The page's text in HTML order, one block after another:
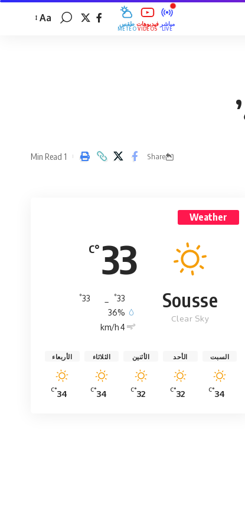
طقس
MÉTÉO
فيديوهات
VIDÉOS
مباشر
LIVE
Aa
Share
1 Min Read
Weather
33
°C
Sousse
Clear Sky
33
°
33
°
36%
4 km/h
السبت
34
°C
الأحد
32
°C
الأثنين
32
°C
الثلاثاء
34
°C
الأربعاء
34
°C